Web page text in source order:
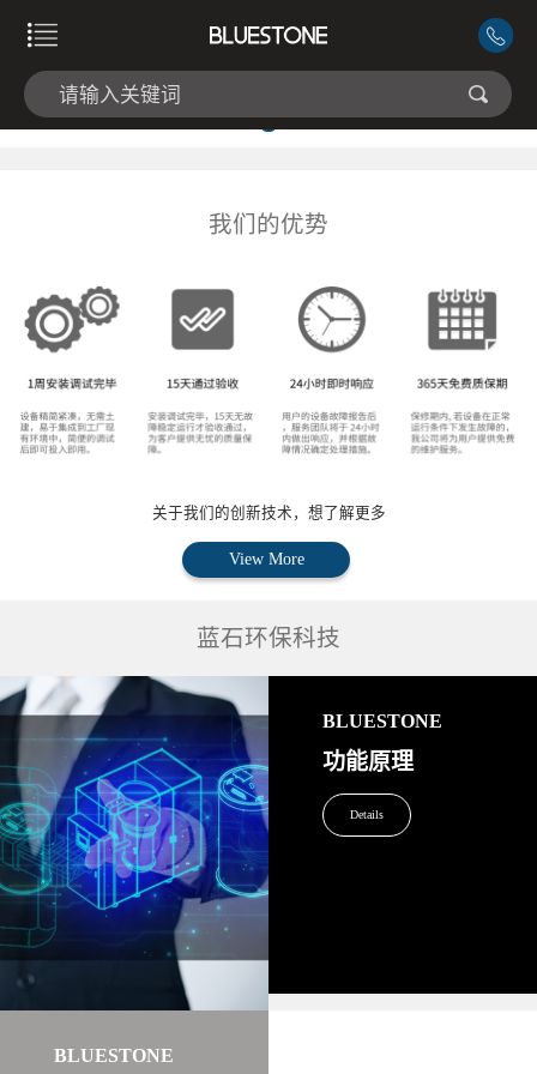
我们的优势
关于我们的创新技术，想了解更多
View More
蓝石环保科技
BLUESTONE
功能原理
Details
BLUESTONE